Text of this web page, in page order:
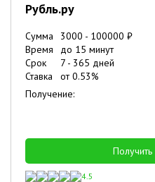
Рубль.ру
Сумма 3000 - 100000 ₽
Время
до 15 минут
Срок
7 - 365 дней
Ставка
от0.53%
Получение:
Получить
4.5